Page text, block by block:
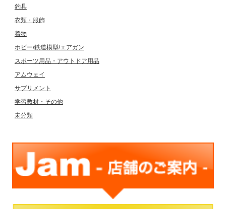
釣具
衣類・服飾
着物
ホビー/鉄道模型/エアガン
スポーツ用品・アウトドア用品
アムウェイ
サプリメント
学習教材・その他
未分類